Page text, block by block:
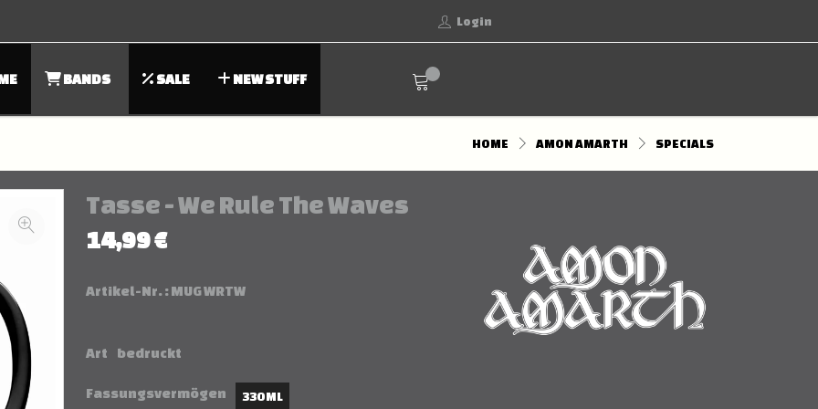
Login
BANDS SALE NEW STUFF
HOME AMON AMARTH SPECIALS
Tasse - We Rule The Waves
14,99 €
Artikel-Nr. :MUG WRTW
Art bedruckt
Fassungsvermögen 330 ML